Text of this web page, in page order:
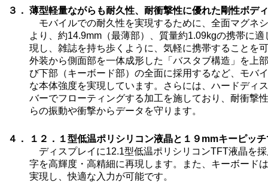
３． 薄型軽量ながらも耐久性、耐衝撃性に優れた剛性ボディ
モバイルでの耐久性を実現するために、全面マグネ
より、約14.9mm（最薄部）、質量約1.09kgの携帯に
現し、雑誌を持ち歩くように、気軽に携帯することを
外装から側面部を一体成形した「バスタブ構造」を上
び下部（キーボード部）の全面に採用するなど、モバ
な本体強度を実現しています。さらには、ハードディ
バーでフローティングする加工を施しており、耐衝撃
らの振動や衝撃からデータを守ります。
４．
１２．１型低温ポリシリコン液晶と１９mmキーピッ
ディスプレイに12.1型低温ポリシリコンTFT液晶を
字を高輝度・高精細に再現します。また、キーボード
実現し、快適な入力が可能です。